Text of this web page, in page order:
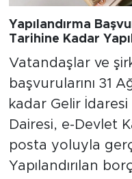
Yapılandırma
Tarihine Kadar
Vatandaşlar ve
başvurularını 31
kadar Gelir İdaresi
Dairesi, e-Devlet
posta yoluyla
Yapılandırılan